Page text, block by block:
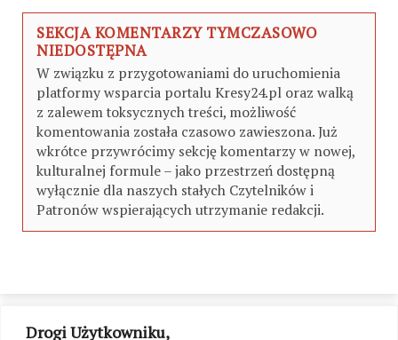
Drogi Użytkowniku,
SEKCJA KOMENTARZY TYMCZASOWO
NIEDOSTĘPNA
W związku z przygotowaniami do uruchomienia
platformy wsparcia portalu Kresy24.pl oraz walką
z zalewem toksycznych treści, możliwość
komentowania została czasowo zawieszona. Już
wkrótce przywrócimy sekcję komentarzy w nowej,
kulturalnej formule – jako przestrzeń dostępną
wyłącznie dla naszych stałych Czytelników i
Patronów wspierających utrzymanie redakcji.